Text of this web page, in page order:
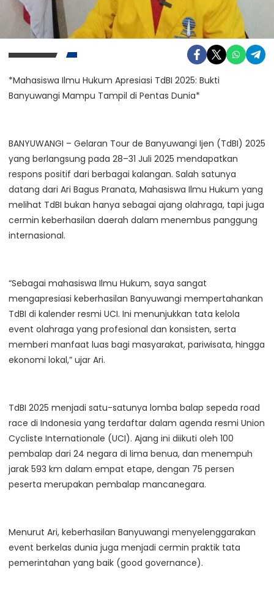
*Mahasiswa Ilmu Hukum Apresiasi TdBI 2025: Bukti
Banyuwangi Mampu Tampil di Pentas Dunia*
BANYUWANGI – Gelaran Tour de Banyuwangi Ijen (TdBI) 2025
yang berlangsung pada 28–31 Juli 2025 mendapatkan
respons positif dari berbagai kalangan. Salah satunya
datang dari Ari Bagus Pranata, Mahasiswa Ilmu Hukum yang
melihat TdBI bukan hanya sebagai ajang olahraga, tapi juga
cermin keberhasilan daerah dalam menembus panggung
internasional.
“Sebagai mahasiswa Ilmu Hukum, saya sangat
mengapresiasi keberhasilan Banyuwangi mempertahankan
TdBI di kalender resmi UCI. Ini menunjukkan tata kelola
event olahraga yang profesional dan konsisten, serta
memberi manfaat luas bagi masyarakat, pariwisata, hingga
ekonomi lokal,” ujar Ari.
TdBI 2025 menjadi satu-satunya lomba balap sepeda road
race di Indonesia yang terdaftar dalam agenda resmi Union
Cycliste Internationale (UCI). Ajang ini diikuti oleh 100
pembalap dari 24 negara di lima benua, dan menempuh
jarak 593 km dalam empat etape, dengan 75 persen
peserta merupakan pembalap mancanegara.
Menurut Ari, keberhasilan Banyuwangi menyelenggarakan
event berkelas dunia juga menjadi cermin praktik tata
pemerintahan yang baik (good governance).